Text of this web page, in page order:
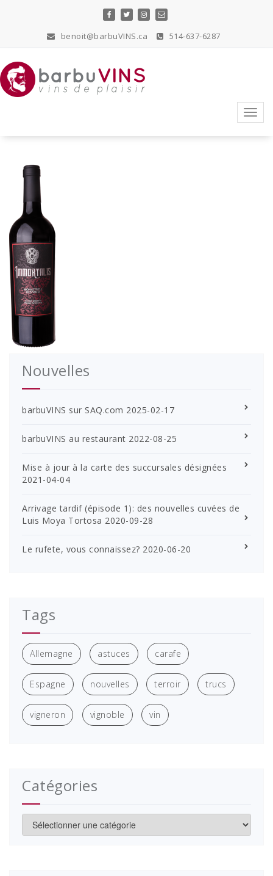
benoit@barbuVINS.ca 514-637-6287
Nouvelles
barbuVINS sur SAQ.com 2025-02-17
barbuVINS au restaurant 2022-08-25
Mise à jour à la carte des succursales désignées
2021-04-04
Arrivage tardif (épisode 1): des nouvelles cuvées de
Luis Moya Tortosa 2020-09-28
Le rufete, vous connaissez? 2020-06-20
Tags
Allemagne astuces carafe
Espagne nouvelles terroir trucs
vigneron vignoble vin
Catégories
Catégories